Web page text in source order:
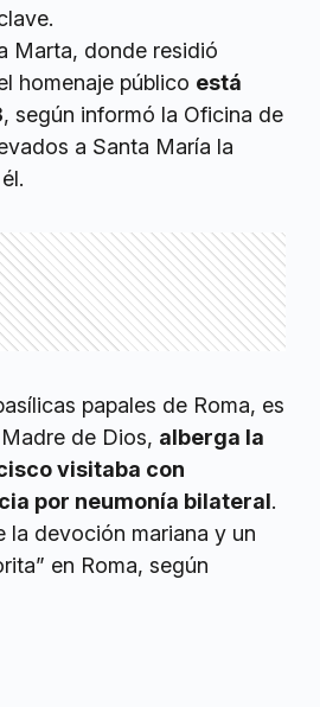
Marta, donde residió
homenaje público está
, según informó la Oficina de
a Santa María la
papales de Roma, es
de Dios, alberga la
visitaba con
por neumonía bilateral.
la devoción mariana y un
en Roma, según